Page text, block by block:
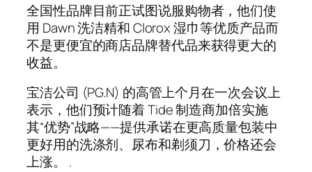
全国性品牌目前正试图说服购物者，他们使
用 Dawn 洗洁精和 Clorox 湿巾等优质产品而
不是更便宜的商店品牌替代品来获得更大的
收益。
宝洁公司 (PG.N) 的高管上个月在一次会议上
表示，他们预计随着 Tide 制造商加倍实施
其“优势”战略——提供承诺在更高质量包装中
更好用的洗涤剂、尿布和剃须刀，价格还会
上涨。 .